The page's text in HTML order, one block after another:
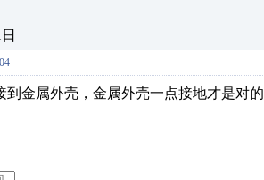
到金属外壳，金属外壳一点接地才是对